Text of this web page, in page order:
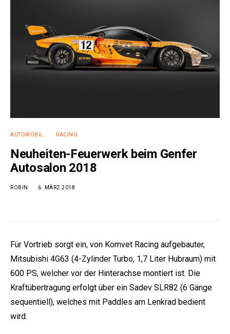
AUTOMOBIL RACING
Neuheiten-Feuerwerk beim Genfer
Autosalon 2018
ROBIN 6. MÄRZ 2018
Für Vortrieb sorgt ein, von Komvet Racing aufgebauter,
Mitsubishi 4G63 (4-Zylinder Turbo, 1,7 Liter Hubraum) mit
600 PS, welcher vor der Hinterachse montiert ist. Die
Kraftübertragung erfolgt über ein Sadev SLR82 (6 Gänge
sequentiell), welches mit Paddles am Lenkrad bedient
wird.